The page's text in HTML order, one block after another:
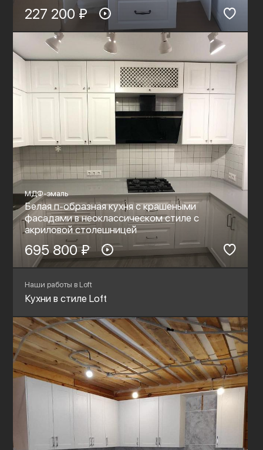
227 200 ₽
МДФ-эмаль
Белая п-образная кухня с крашеными
фасадами в неоклассическом стиле c
акриловой столешницей
695 800 ₽
Наши работы в Loft
Кухни в стиле Loft